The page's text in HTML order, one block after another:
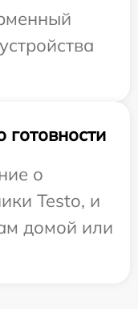
о
Testo, и
домой или